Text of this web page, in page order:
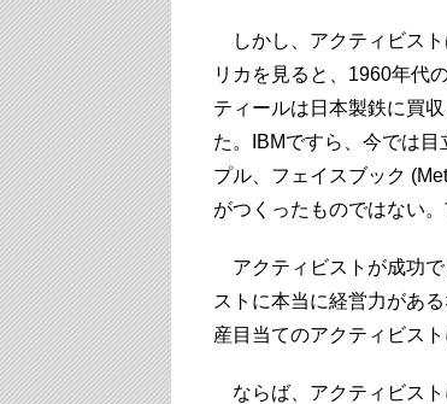
しかし、アクティビスト
リカを見ると、1960年代
ティールは日本製鉄に買
た。IBMですら、今では
プル、フェイスブック
がつくったものではない
アクティビストが成功で
ストに本当に経営力があ
産目当てのアクティビス
ならば、アクティビスト